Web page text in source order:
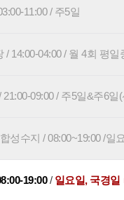
11:00 / 주5일
14:00-04:00 / 월 4회 평
09:00 / 주5일&주6일
성수지 / 08:00~19:00 /일
19:00/ 일요일, 국경일